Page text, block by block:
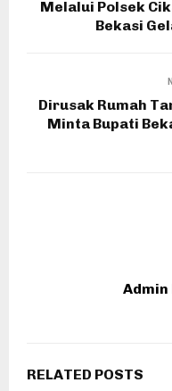
Melalui Polsek
Bekasi
Dirusak Rumah
Minta Bupati
Admin
RELATED POSTS